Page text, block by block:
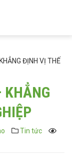
ĐỊNH VỊ THẾ
KHẲNG
Tin tức